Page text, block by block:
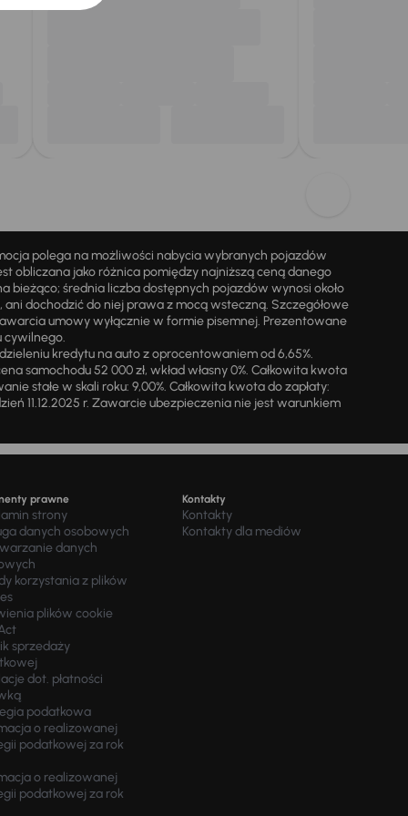
polega na możliwości nabycia wybranych pojazdów
obliczana jako różnica pomiędzy najniższą ceną danego
bieżąco; średnia liczba dostępnych pojazdów wynosi około
dochodzić do niej prawa z mocą wsteczną. Szczegółowe
umowy wyłącznie w formie pisemnej. Prezentowane
cywilnego.
kredytu na auto z oprocentowaniem od 6,65%.
samochodu 52 000 zł, wkład własny 0%. Całkowita kwota
stałe w skali roku: 9,00%. Całkowita kwota do zapłaty:
11.12.2025 r. Zawarcie ubezpieczenia nie jest warunkiem
prawne
strony
danych osobowych
danych
korzystania z plików
plików cookie
sprzedaży
dot. płatności
podatkowa
o realizowanej
podatkowej za rok
o realizowanej
podatkowej za rok
Kontakty
Kontakty
Kontakty dla mediów